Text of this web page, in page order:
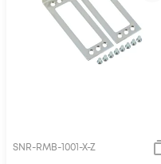
SNR-RMB-1001-X-Z